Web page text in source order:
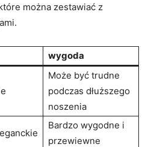
można zestawiać z
wygoda
Może być trudne
podczas dłuższego
noszenia
Bardzo wygodne i
przewiewne